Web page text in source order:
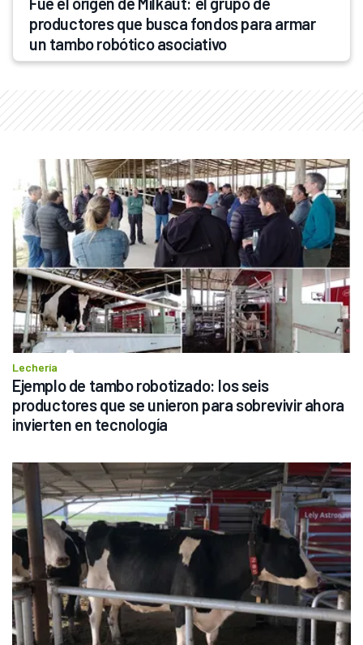
productores que busca fondos para armar
un tambo robótico asociativo
Lechería
Ejemplo de tambo robotizado: los seis
productores que se unieron para sobrevivir ahora
invierten en tecnología